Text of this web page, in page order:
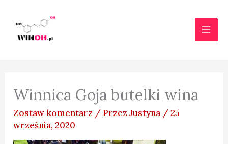
treści
Winnica Goja butelki wina
Zostaw komentarz / PrzezJustyna /25
września, 2020